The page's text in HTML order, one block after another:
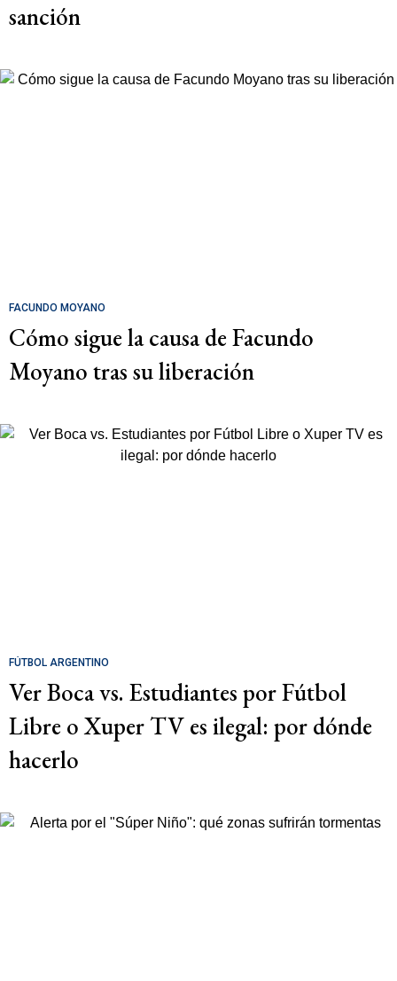
sanción
FACUNDO MOYANO
Cómo sigue la causa de Facundo
Moyano tras su liberación
FÚTBOL ARGENTINO
Ver Boca vs. Estudiantes por Fútbol
Libre o Xuper TV es ilegal: por dónde
hacerlo